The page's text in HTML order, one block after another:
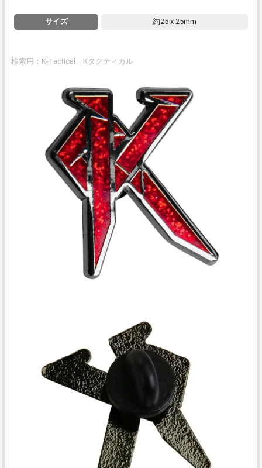
サイズ 約25 x 25mm
検索用：K-Tactical、Kタクティカル